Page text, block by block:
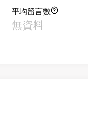
平均留言數
無資料